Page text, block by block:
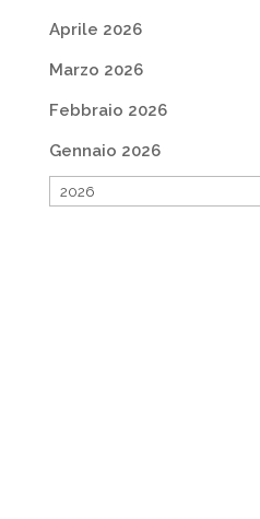
Aprile 2026
Marzo 2026
Febbraio 2026
Gennaio 2026